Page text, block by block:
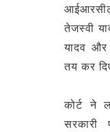
तेजस्वी
यादव और
तय कर
कोर्ट ने